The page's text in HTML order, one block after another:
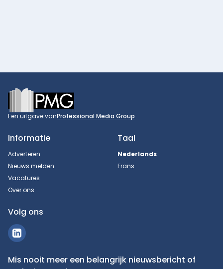
Footer
Een uitgave vanProfessional Media Group
Informatie
Adverteren
Nieuws melden
Vacatures
Over ons
Taal
Nederlands
Frans
Volg ons
Mis nooit meer een belangrijk nieuwsbericht of